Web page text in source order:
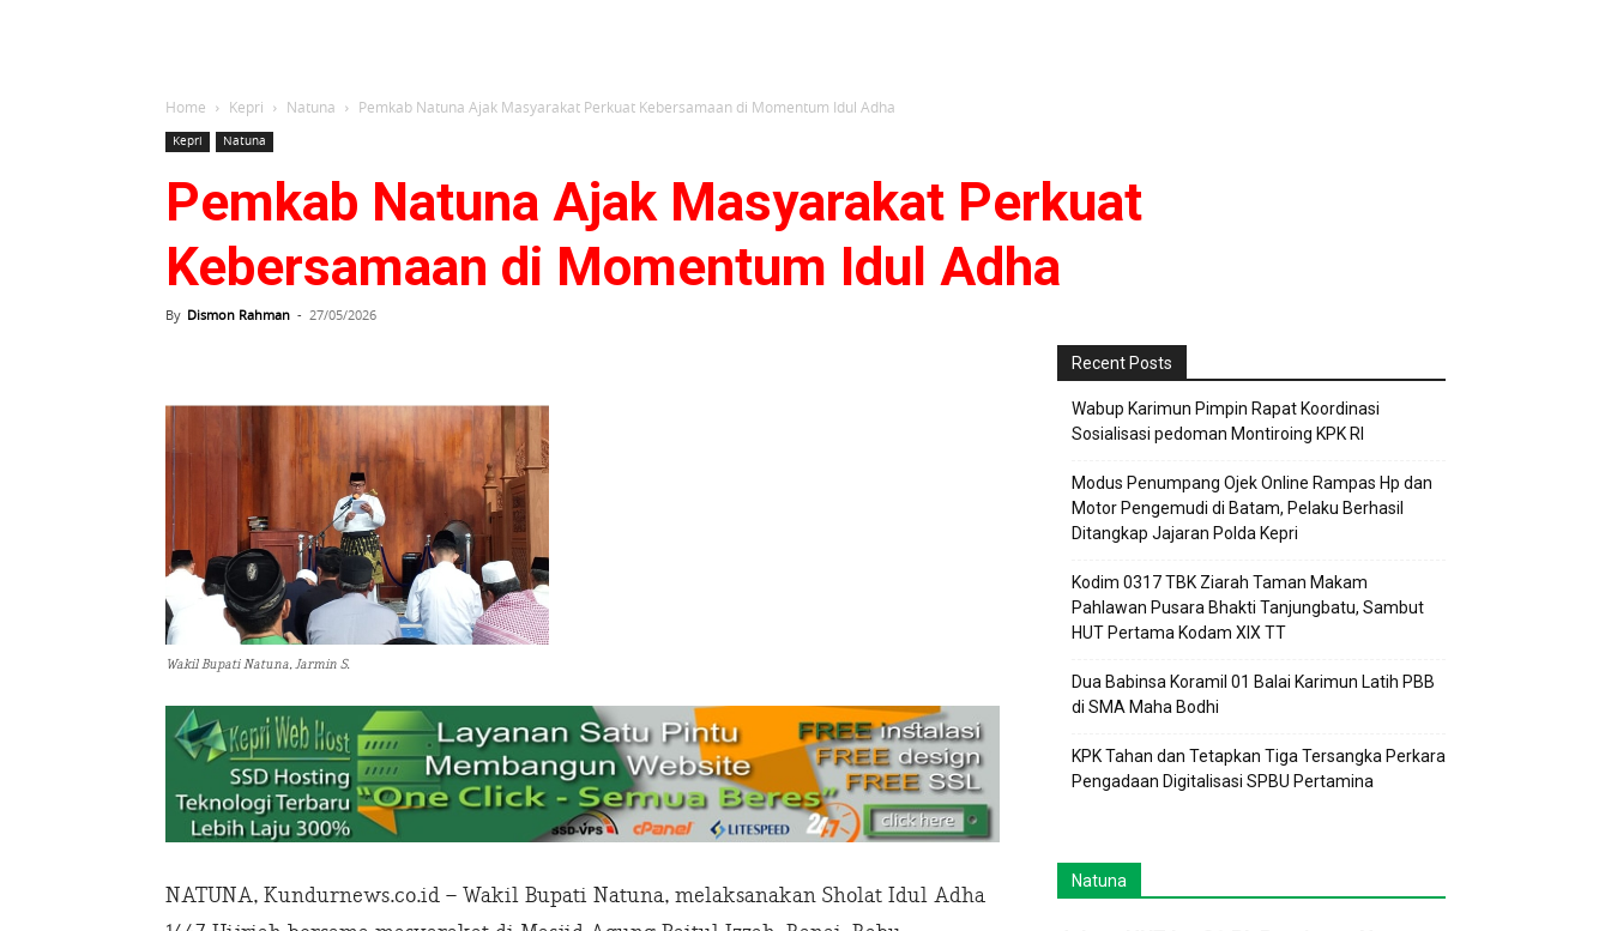
Home Kepri Natuna Pemkab Natuna Ajak Masyarakat Perkuat Kebersamaan di Momentum Idul Adha
Kepri Natuna
Pemkab Natuna Ajak Masyarakat Perkuat
Kebersamaan di Momentum Idul Adha
By Dismon Rahman - 27/05/2026
Wakil Bupati Natuna, Jarmin S.
NATUNA, Kundurnews.co.id – Wakil Bupati Natuna, melaksanakan Sholat Idul Adha
Recent Posts
Wabup Karimun Pimpin Rapat Koordinasi
Sosialisasi pedoman Montiroing KPK RI
Modus Penumpang Ojek Online Rampas Hp dan
Motor Pengemudi di Batam, Pelaku Berhasil
Ditangkap Jajaran Polda Kepri
Kodim 0317 TBK Ziarah Taman Makam
Pahlawan Pusara Bhakti Tanjungbatu, Sambut
HUT Pertama Kodam XIX TT
Dua Babinsa Koramil 01 Balai Karimun Latih PBB
di SMA Maha Bodhi
KPK Tahan dan Tetapkan Tiga Tersangka Perkara
Pengadaan Digitalisasi SPBU Pertamina
Natuna